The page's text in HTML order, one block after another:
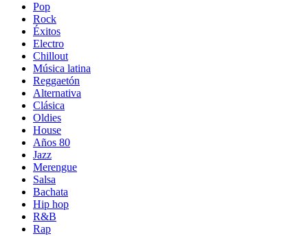
Pop
Rock
Éxitos
Electro
Chillout
Música latina
Reggaetón
Alternativa
Clásica
Oldies
House
Años 80
Jazz
Merengue
Salsa
Bachata
Hip hop
R&B
Rap